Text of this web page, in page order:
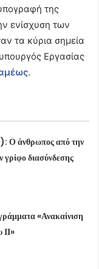
της
ενίσχυση των
τα κύρια σημεία
Εργασίας
.
Ο άνθρωπος από την
γρίφο διασύνδεσης
«Ανακαίνιση
ΙΙ»